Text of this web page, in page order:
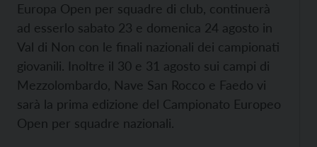
Europa Open per squadre di club, continuerà
ad esserlo sabato 23 e domenica 24 agosto in
Val di Non con le finali nazionali dei campionati
giovanili. Inoltre il 30 e 31 agosto sui campi di
Mezzolombardo, Nave San Rocco e Faedo vi
sarà la prima edizione del Campionato Europeo
Open per squadre nazionali.